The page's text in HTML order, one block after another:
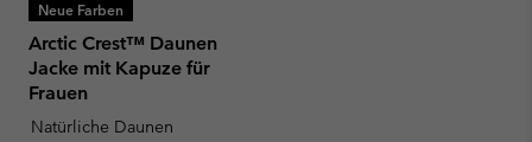
Neue Farben
Arctic Crest™ Daunen
Jacke mit Kapuze für
Frauen
Natürliche Daunen